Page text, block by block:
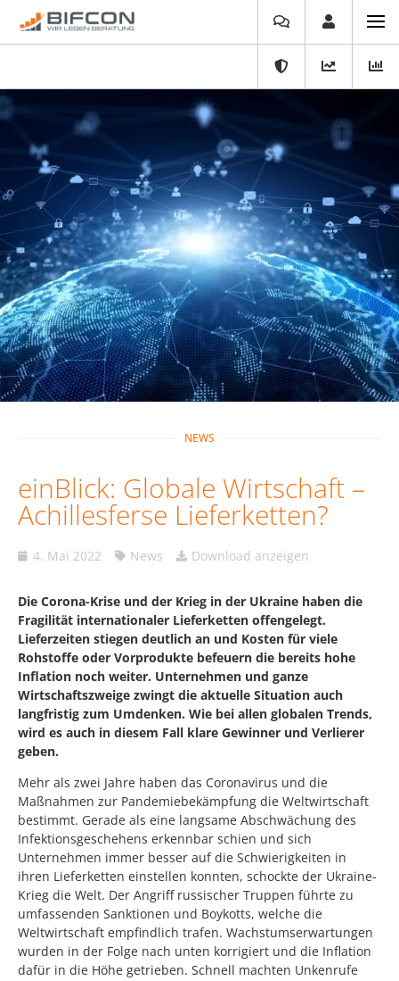
NEWS
einBlick: Globale Wirtschaft –
Achillesferse Lieferketten?
4. Mai 2022 News Download anzeigen
Die Corona-Krise und der Krieg in der Ukraine haben die
Fragilität internationaler Lieferketten offengelegt.
Lieferzeiten stiegen deutlich an und Kosten für viele
Rohstoffe oder Vorprodukte befeuern die bereits hohe
Inflation noch weiter. Unternehmen und ganze
Wirtschaftszweige zwingt die aktuelle Situation auch
langfristig zum Umdenken. Wie bei allen globalen Trends,
wird es auch in diesem Fall klare Gewinner und Verlierer
geben.
Mehr als zwei Jahre haben das Coronavirus und die
Maßnahmen zur Pandemiebekämpfung die Weltwirtschaft
bestimmt. Gerade als eine langsame Abschwächung des
Infektionsgeschehens erkennbar schien und sich
Unternehmen immer besser auf die Schwierigkeiten in
ihren Lieferketten einstellen konnten, schockte der Ukraine-
Krieg die Welt. Der Angriff russischer Truppen führte zu
umfassenden Sanktionen und Boykotts, welche die
Weltwirtschaft empfindlich trafen. Wachstumserwartungen
wurden in der Folge nach unten korrigiert und die Inflation
dafür in die Höhe getrieben. Schnell machten Unkenrufe